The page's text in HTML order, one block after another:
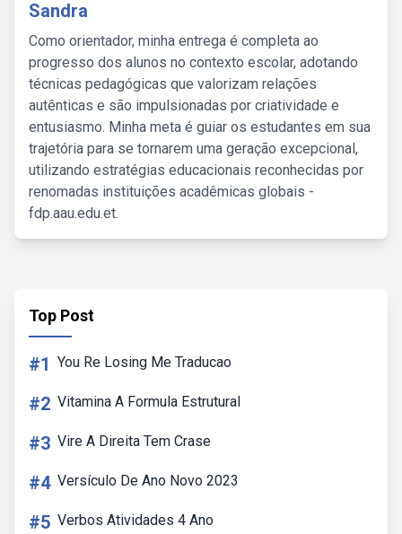
Sandra
Como orientador, minha entrega é completa ao
progresso dos alunos no contexto escolar, adotando
técnicas pedagógicas que valorizam relações
autênticas e são impulsionadas por criatividade e
entusiasmo. Minha meta é guiar os estudantes em sua
trajetória para se tornarem uma geração excepcional,
utilizando estratégias educacionais reconhecidas por
renomadas instituições acadêmicas globais -
fdp.aau.edu.et.
Top Post
#1 You Re Losing Me Traducao
#2 Vitamina A Formula Estrutural
#3 Vire A Direita Tem Crase
#4 Versículo De Ano Novo 2023
#5 Verbos Atividades 4 Ano